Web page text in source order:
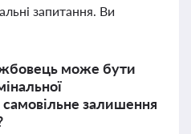
запитання. Ви
може бути
самовільне залишення